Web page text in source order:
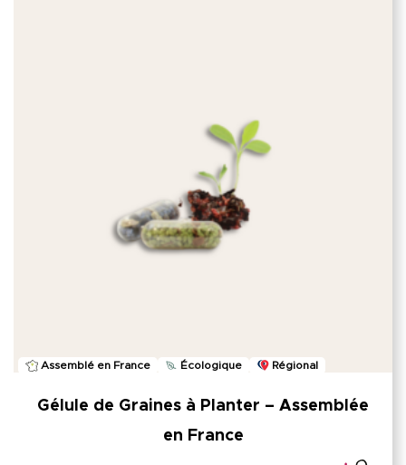
Assemblé en France Écologique Régional
Gélule de Graines à Planter – Assemblée
en France